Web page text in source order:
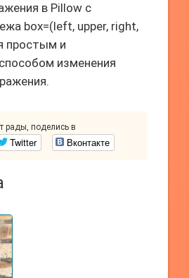
в Pillow с
box=(left, upper, right,
простым и
изменения
рады, поделись в
Twitter Вконтакте